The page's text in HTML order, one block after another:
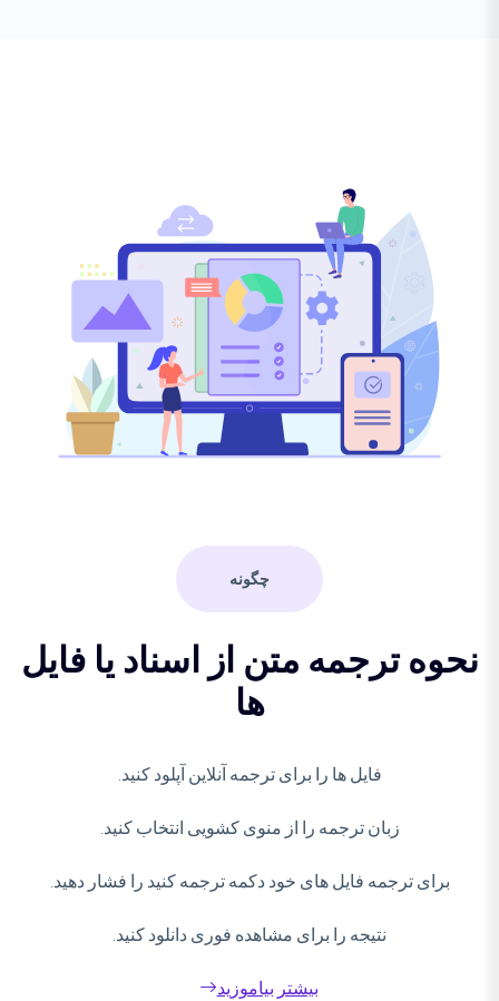
چگونه
نحوه ترجمه متن از اسناد یا فایل
ها
فایل ها را برای ترجمه آنلاین آپلود کنید.
زبان ترجمه را از منوی کشویی انتخاب کنید.
برای ترجمه فایل های خود دکمه ترجمه کنید را فشار دهید.
نتیجه را برای مشاهده فوری دانلود کنید.
بیشتر بیاموزید